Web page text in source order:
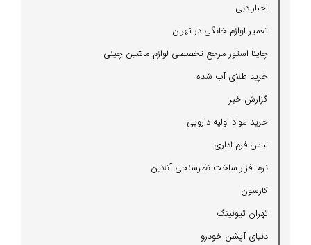
اخبار دبی
تعمیر لوازم خانگی در تهران
چاینا استور-مرجع تخصصی لوازم ماشین چینی
خرید طلای آب شده
گزارش خبر
خرید مواد اولیه دارویی
لباس فرم اداری
نرم افزار ساخت نظرسنجی آنلاین
كارسون
تهران تیونینگ
دنیای آپشن خودرو